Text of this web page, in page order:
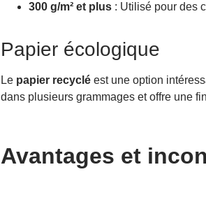
300 g/m² et plus : Utilisé pour des
Papier écologique
Le papier recyclé est une option
dans plusieurs grammages et offre une
Avantages et